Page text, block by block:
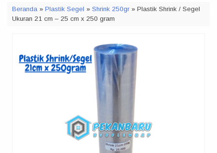
Beranda » Plastik Segel » Shrink 250gr» Plastik Shrink / Segel
Ukuran 21 cm – 25 cm x 250 gram